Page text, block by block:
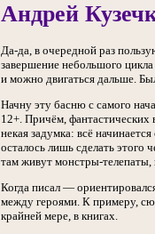
Андрей
Да-да, в очередной раз
завершение небольшого
и можно двигаться дальше.
Начну эту басню с самого
12+. Причём, фантастических
некая задумка: всё
осталось лишь сделать этого
там живут монстры-телепаты,
Когда писал —
между героями. К примеру,
крайней мере, в книгах.